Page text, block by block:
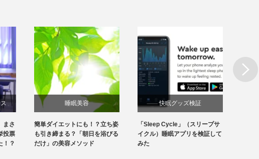
まさ
投票
！？
睡眠美容
簡単ダイエットにも！？立ち姿
も引き締まる？「朝日を浴びる
だけ」の美容メソッド
快眠グッズ検証
「Sleep Cycle」（スリープサ
イクル）睡眠アプリを検証して
みた
Next